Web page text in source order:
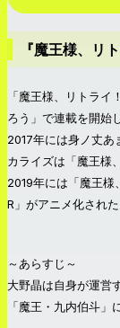
『魔王様、リ
「魔王様、リトラ
ろう」で連載を開始
2017年には身ノ丈あ
カライズは「魔王様
2019年には「魔王様
R」がアニメ化された
～あらすじ～
大野晶は自身が運営
「魔王・九内伯斗」